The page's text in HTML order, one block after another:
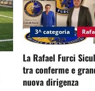
3^ categoria
La Rafael Furci
tra conferme e
nuova dirigenza